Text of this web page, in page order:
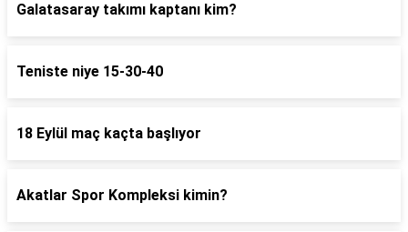
Galatasaray takımı kaptanı kim?
Teniste niye 15-30-40
18 Eylül maç kaçta başlıyor
Akatlar Spor Kompleksi kimin?